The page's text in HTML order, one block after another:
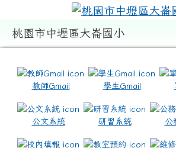
桃園市中壢區大崙國小
教師Gmail 學生Gmail
公文系統 研習系統 公